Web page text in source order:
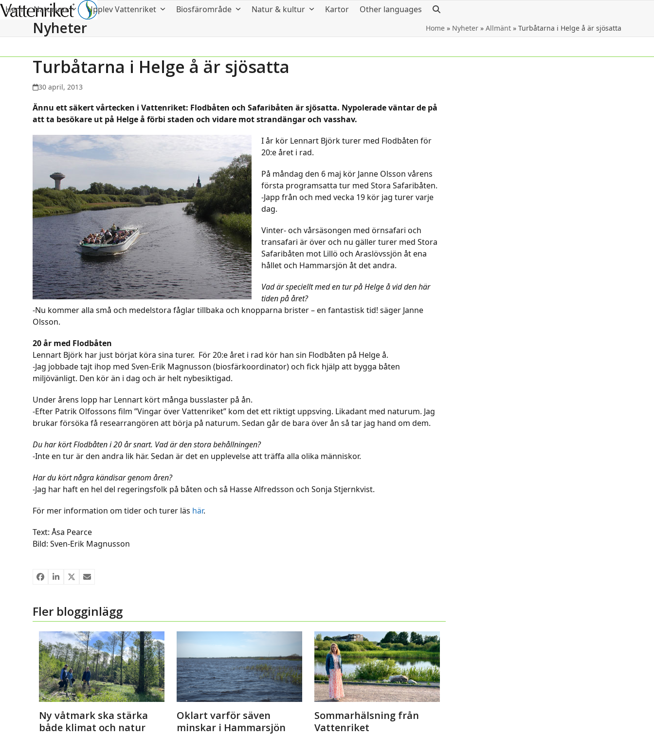
Hem Naturum Upplev Vattenriket Biosfärområde Natur & kultur Kartor Other languages
Nyheter Home» Nyheter» Allmänt» Turbåtarna i Helge å är sjösatta
Turbåtarna i Helge å är sjösatta
30 april, 2013
Ännu ett säkert vårtecken i Vattenriket: Flodbåten och Safaribåten är sjösatta. Nypolerade väntar de på
att ta besökare ut på Helge å förbi staden och vidare mot strandängar och vasshav.
I år kör Lennart Björk turer med Flodbåten för
20:e året i rad.
På måndag den 6 maj kör Janne Olsson vårens
första programsatta tur med Stora Safaribåten.
-Japp från och med vecka 19 kör jag turer varje
dag.
Vinter- och vårsäsongen med örnsafari och
transafari är över och nu gäller turer med Stora
Safaribåten mot Lillö och Araslövssjön åt ena
hållet och Hammarsjön åt det andra.
Vad är speciellt med en tur på Helge å vid den här
tiden på året?
-Nu kommer alla små och medelstora fåglar tillbaka och knopparna brister – en fantastisk tid! säger Janne
Olsson.
20 år med Flodbåten
Lennart Björk har just börjat köra sina turer. För 20:e året i rad kör han sin Flodbåten på Helge å.
-Jag jobbade tajt ihop med Sven-Erik Magnusson (biosfärkoordinator) och fick hjälp att bygga båten
miljövänligt. Den kör än i dag och är helt nybesiktigad.
Under årens lopp har Lennart kört många busslaster på ån.
-Efter Patrik Olfossons film ”Vingar över Vattenriket” kom det ett riktigt uppsving. Likadant med naturum. Jag
brukar försöka få researrangören att börja på naturum. Sedan går de bara över ån så tar jag hand om dem.
Du har kört Flodbåten i 20 år snart. Vad är den stora behållningen?
-Inte en tur är den andra lik här. Sedan är det en upplevelse att träffa alla olika människor.
Har du kört några kändisar genom åren?
-Jag har haft en hel del regeringsfolk på båten och så Hasse Alfredsson och Sonja Stjernkvist.
För mer information om tider och turer läs här.
Text: Åsa Pearce
Bild: Sven-Erik Magnusson
Fler blogginlägg
Ny våtmark ska stärka
både klimat och natur
Oklart varför säven
minskar i Hammarsjön
Sommarhälsning från
Vattenriket